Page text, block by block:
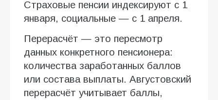
Страховые пенсии индексируют с 1
января, социальные — с 1 апреля.
Перерасчёт — это пересмотр
данных конкретного пенсионера:
количества заработанных баллов
или состава выплаты. Августовский
перерасчёт учитывает баллы,